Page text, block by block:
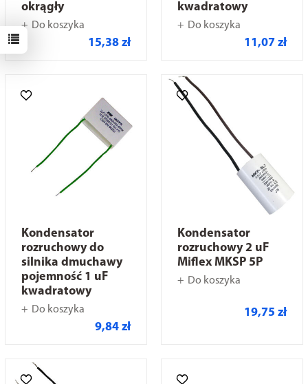
okrągły
Do koszyka
15,38 zł
kwadratowy
Do koszyka
11,07 zł
Kondensator
rozruchowy do
silnika dmuchawy
pojemność 1 uF
kwadratowy
Do koszyka
9,84 zł
Kondensator
rozruchowy 2 uF
Miflex MKSP 5P
Do koszyka
19,75 zł